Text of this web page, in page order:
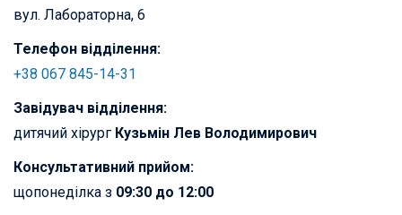
вул. Лабораторна, 6
Телефон відділення:
+38 067 845-14-31
Завідувач відділення:
дитячий хірург Кузьмін Лев Володимирович
Консультативний прийом:
щопонеділка з 09:30 до 12:00